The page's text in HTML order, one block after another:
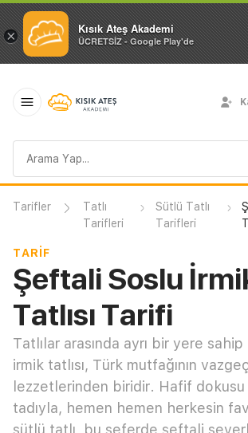
× Kısık Ateş Akademi
ÜCRETSİZ - Google Play'de
sorgusu
Tarifler
Tatlı
Tarifleri
Sütlü Tatlı
Tarifleri
TARIF
Şeftali Soslu
Tatlısı Tarifi
Tatlılar arasında ayrı bir yere
irmik tatlısı, Türk mutfağının
lezzetlerinden biridir. Hafif dokusu
tadıyla, hemen hemen herkesin
sütlü tatlı, bu seferde şeftali